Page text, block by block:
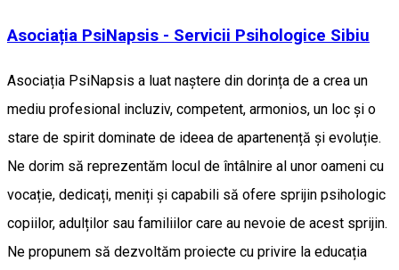
Asociația PsiNapsis - Servicii Psihologice Sibiu
Asociația PsiNapsis a luat naștere din dorința de a crea un
mediu profesional incluziv, competent, armonios, un loc și o
stare de spirit dominate de ideea de apartenență și evoluție.
Ne dorim să reprezentăm locul de întâlnire al unor oameni cu
vocație, dedicați, meniți și capabili să ofere sprijin psihologic
copiilor, adulților sau familiilor care au nevoie de acest sprijin.
Ne propunem să dezvoltăm proiecte cu privire la educația